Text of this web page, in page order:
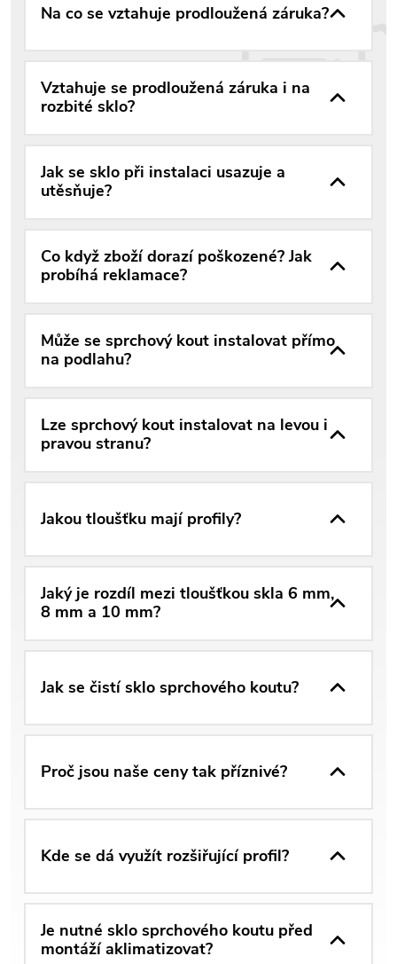
Na co se vztahuje prodloužená záruka?
Vztahuje se prodloužená záruka i na
rozbité sklo?
Jak se sklo při instalaci usazuje a
utěsňuje?
Co když zboží dorazí poškozené? Jak
probíhá reklamace?
Může se sprchový kout instalovat přímo
na podlahu?
Lze sprchový kout instalovat na levou i
pravou stranu?
Jakou tloušťku mají profily?
Jaký je rozdíl mezi tloušťkou skla 6 mm,
8 mm a 10 mm?
Jak se čistí sklo sprchového koutu?
Proč jsou naše ceny tak příznivé?
Kde se dá využít rozšiřující profil?
Je nutné sklo sprchového koutu před
montáží aklimatizovat?